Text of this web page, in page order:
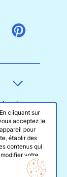
cliquant sur
acceptez le
pour
établir des
contenus qui
votre